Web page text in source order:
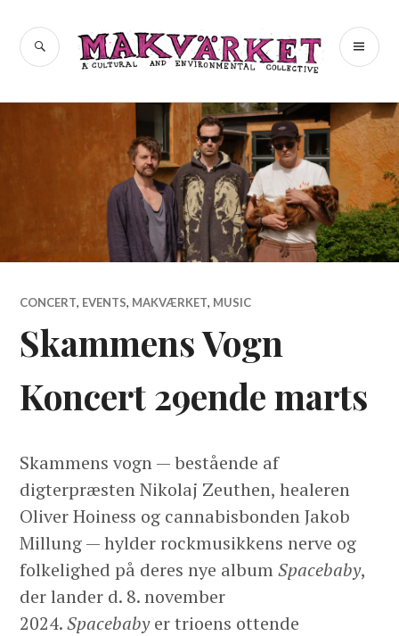
content
Makvärket
a cultural and environmental
collective
SEARCH
CONCERT, EVENTS, MAKVÆRKET, MUSIC
Skammens Vogn
Koncert 29ende marts
Skammens vogn — bestående af
digterpræsten Nikolaj Zeuthen, healeren
Oliver Hoiness og cannabisbonden Jakob
Millung — hylder rockmusikkens nerve og
folkelighed på deres nye albumSpacebaby,
der lander d. 8. november
2024.Spacebabyer trioens ottende